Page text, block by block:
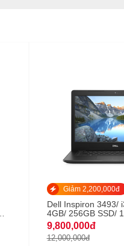
Giảm 2,200,000đ
Dell Inspiron 3493/
4GB/ 256GB SSD/
HD ( 1920x1080)/ Win10 Home
64bit
9,800,000đ
12,000,000đ